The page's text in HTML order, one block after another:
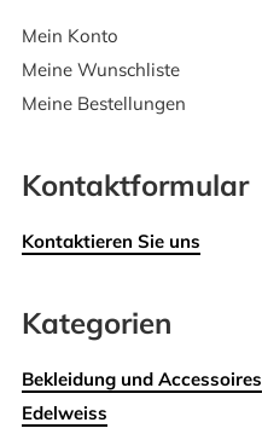
Mein Konto
Meine Wunschliste
Meine Bestellungen
Kontaktformular
Kontaktieren Sie uns
Kategorien
Bekleidung und Accessoires
Edelweiss